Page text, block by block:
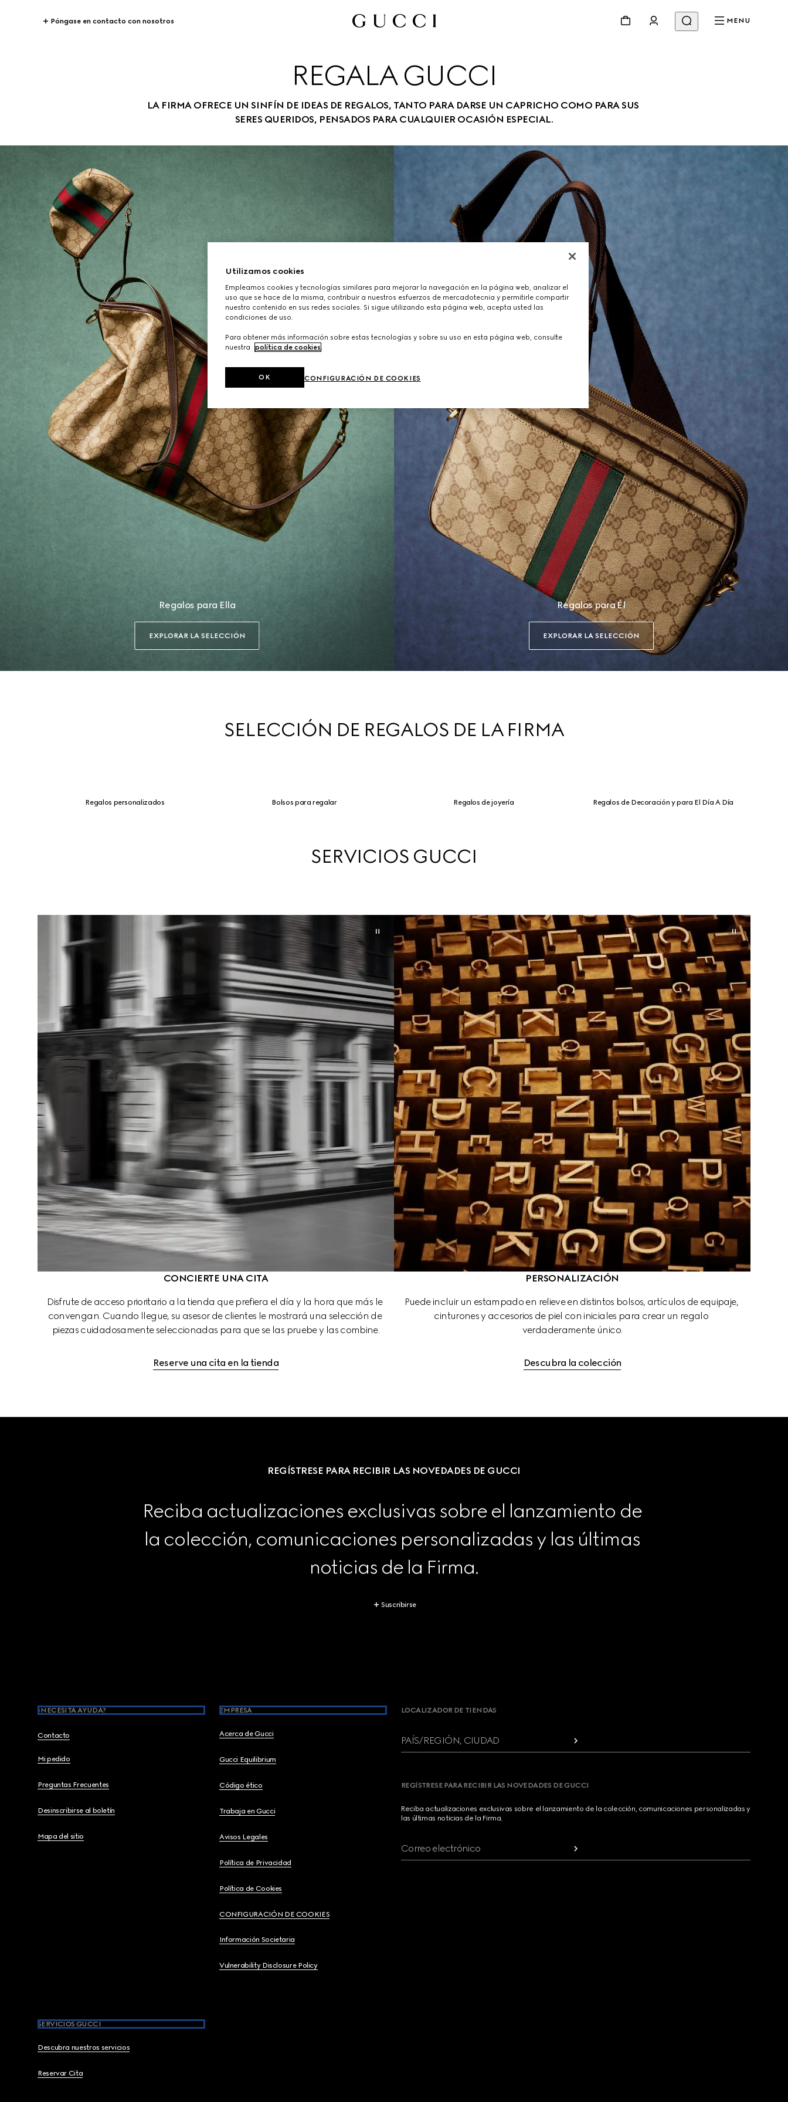
Póngase en contacto con nosotros MENU
REGALA GUCCI
LA FIRMA OFRECE UN SINFÍN DE IDEAS DE REGALOS, TANTO PARA DARSE UN CAPRICHO COMO PARA SUS
SERES QUERIDOS, PENSADOS PARA CUALQUIER OCASIÓN ESPECIAL.
Regalos para Ella
EXPLORAR LA SELECCIÓN
Regalos para Él
EXPLORAR LA SELECCIÓN
SELECCIÓN DE REGALOS DE LA FIRMA
Regalos personalizados Bolsos para regalar Regalos de joyería Regalos de Decoración y para El Día A Día
SERVICIOS GUCCI
CONCIERTE UNA CITA
Disfrute de acceso prioritario a la tienda que prefiera el día y la hora que más le
convengan. Cuando llegue, su asesor de clientes le mostrará una selección de
piezas cuidadosamente seleccionadas para que se las pruebe y las combine.
Reserve una cita en la tienda
PERSONALIZACIÓN
Puede incluir un estampado en relieve en distintos bolsos, artículos de equipaje,
cinturones y accesorios de piel con iniciales para crear un regalo
verdaderamente único.
Descubra la colección
REGÍSTRESE PARA RECIBIR LAS NOVEDADES DE GUCCI
Reciba actualizaciones exclusivas sobre el lanzamiento de
la colección, comunicaciones personalizadas y las últimas
noticias de la Firma.
Suscribirse
¿NECESITA AYUDA?
Contacto
Mi pedido
Preguntas Frecuentes
Desinscribirse al boletín
Mapa del sitio
EMPRESA
Acerca de Gucci
Gucci Equilibrium
Código ético
Trabaja en Gucci
Avisos Legales
Política de Privacidad
Política de Cookies
CONFIGURACIÓN DE COOKIES
Información Societaria
Vulnerability Disclosure Policy
SERVICIOS GUCCI
Descubra nuestros servicios
Reservar Cita
LOCALIZADOR DE TIENDAS
PAÍS/REGIÓN, CIUDAD
REGÍSTRESE PARA RECIBIR LAS NOVEDADES DE GUCCI
Reciba actualizaciones exclusivas sobre el lanzamiento de la colección, comunicaciones personalizadas y
las últimas noticias de la Firma.
Correo electrónico
Utilizamos cookies
Empleamos cookies y tecnologías similares para mejorar la navegación en la página web, analizar el
uso que se hace de la misma, contribuir a nuestros esfuerzos de mercadotecnia y permitirle compartir
nuestro contenido en sus redes sociales. Si sigue utilizando esta página web, acepta usted las
condiciones de uso.
Para obtener más información sobre estas tecnologías y sobre su uso en esta página web, consulte
nuestra
política de cookies.
CONFIGURACIÓN DE COOKIES
OK